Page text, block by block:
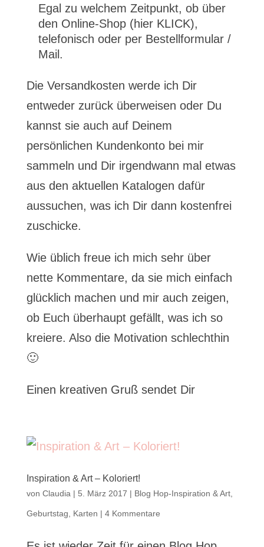
Egal zu welchem Zeitpunkt, ob über
den Online-Shop (hier KLICK),
telefonisch oder per Bestellformular /
Mail.
Die Versandkosten werde ich Dir
entweder zurück überweisen oder Du
kannst sie auch auf Deinem
persönlichen Kundenkonto bei mir
sammeln und Dir irgendwann mal etwas
aus den aktuellen Katalogen dafür
aussuchen, was ich Dir dann kostenfrei
zuschicke.
Wie üblich freue ich mich sehr über
nette Kommentare, da sie mich einfach
glücklich machen und mir auch zeigen,
ob Euch überhaupt gefällt, was ich so
kreiere. Also die Motivation schlechthin
🙂
Einen kreativen Gruß sendet Dir
Inspiration & Art – Koloriert!
von Claudia | 5. März 2017 | Blog Hop-Inspiration & Art,
Geburtstag Karten | 4 Kommentare